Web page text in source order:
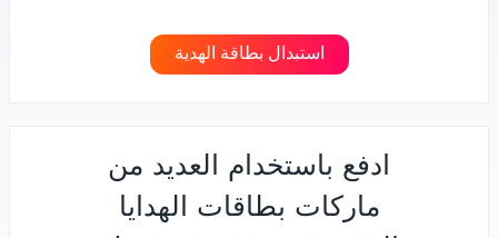
استبدال بطاقة الهدية
ادفع باستخدام العديد من
ماركات بطاقات الهدايا